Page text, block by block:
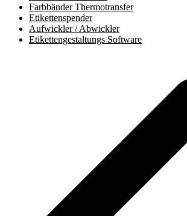
Farbbänder Thermotransfer
Etikettenspender
Aufwickler / Abwickler
Etikettengestaltungs Software